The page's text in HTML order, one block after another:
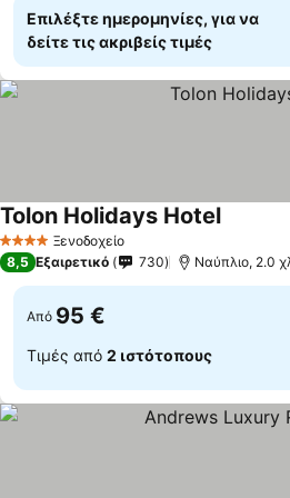
Επιλέξτε ημερομηνίες, για να
δείτε τις ακριβείς τιμές
4 ΑστέριαΞενοδοχείο
Tolon Holidays Hotel
8,5 Εξαιρετικό 730 Ναύπλιο, 2.0
Από 95 €
Τιμές από 2 ιστότοπους